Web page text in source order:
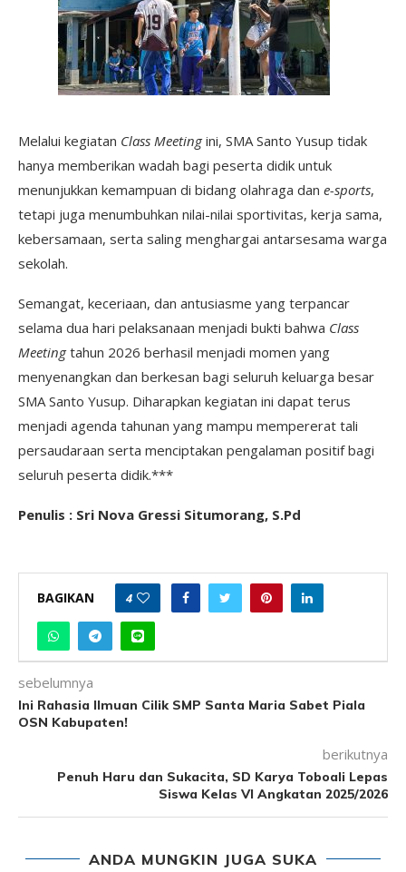
Melalui kegiatan Class Meetingini, SMA Santo Yusup tidak
hanya memberikan wadah bagi peserta didik untuk
menunjukkan kemampuan di bidang olahraga dan e-sports,
tetapi juga menumbuhkan nilai-nilai sportivitas, kerja sama,
kebersamaan, serta saling menghargai antarsesama warga
sekolah.
Semangat, keceriaan, dan antusiasme yang terpancar
selama dua hari pelaksanaan menjadi bukti bahwa Class
Meetingtahun 2026 berhasil menjadi momen yang
menyenangkan dan berkesan bagi seluruh keluarga besar
SMA Santo Yusup. Diharapkan kegiatan ini dapat terus
menjadi agenda tahunan yang mampu mempererat tali
persaudaraan serta menciptakan pengalaman positif bagi
seluruh peserta didik.***
Penulis : Sri Nova Gressi Situmorang, S.Pd
BAGIKAN 4
sebelumnya
Ini Rahasia Ilmuan Cilik SMP Santa Maria Sabet Piala
OSN Kabupaten!
berikutnya
Penuh Haru dan Sukacita, SD Karya Toboali Lepas
Siswa Kelas VI Angkatan 2025/2026
ANDA MUNGKIN JUGA SUKA